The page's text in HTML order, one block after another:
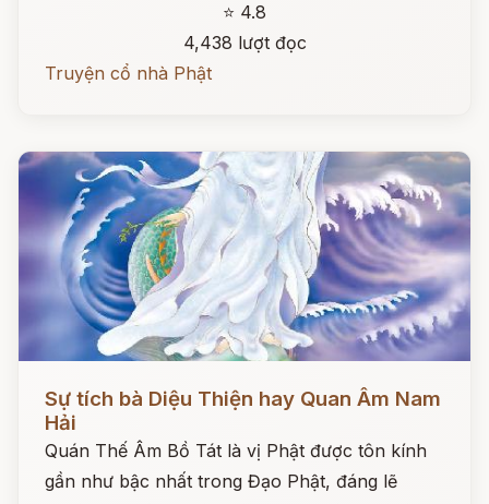
⭐ 4.8
4,438 lượt đọc
Truyện cổ nhà Phật
Sự tích bà Diệu Thiện hay Quan Âm Nam
Hải
Quán Thế Âm Bồ Tát là vị Phật được tôn kính
gần như bậc nhất trong Đạo Phật, đáng lẽ